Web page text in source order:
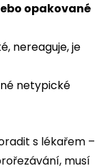
opakované
nereaguje, je
netypické
s lékařem –
musí